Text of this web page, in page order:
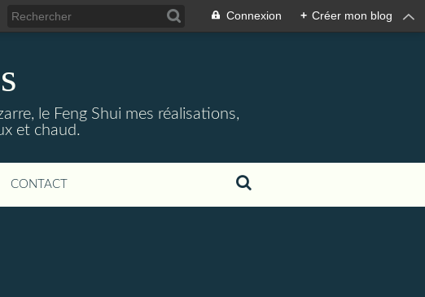
Connexion + Créer mon blog
le Feng Shui mes réalisations,
et chaud.
CONTACT